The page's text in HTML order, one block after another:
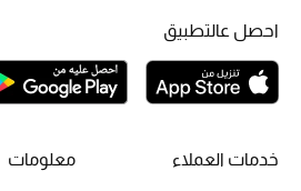
خدمات العملاء معلومات
احصل عالتطبيق